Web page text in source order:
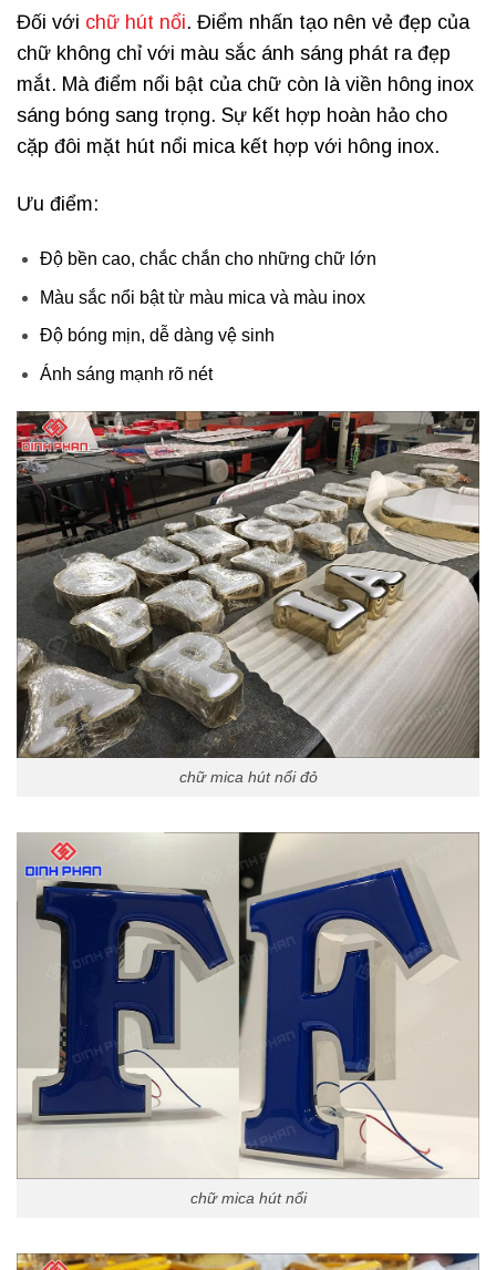
Đối với chữ hút nổi. Điểm nhấn tạo nên vẻ đẹp của
chữ không chỉ với màu sắc ánh sáng phát ra đẹp
mắt. Mà điểm nổi bật của chữ còn là viền hông inox
sáng bóng sang trọng. Sự kết hợp hoàn hảo cho
cặp đôi mặt hút nổi mica kết hợp với hông inox.
Ưu điểm:
Độ bền cao, chắc chắn cho những chữ lớn
Màu sắc nổi bật từ màu mica và màu inox
Độ bóng mịn, dễ dàng vệ sinh
Ánh sáng mạnh rõ nét
chữ mica hút nổi đỏ
chữ mica hút nổi